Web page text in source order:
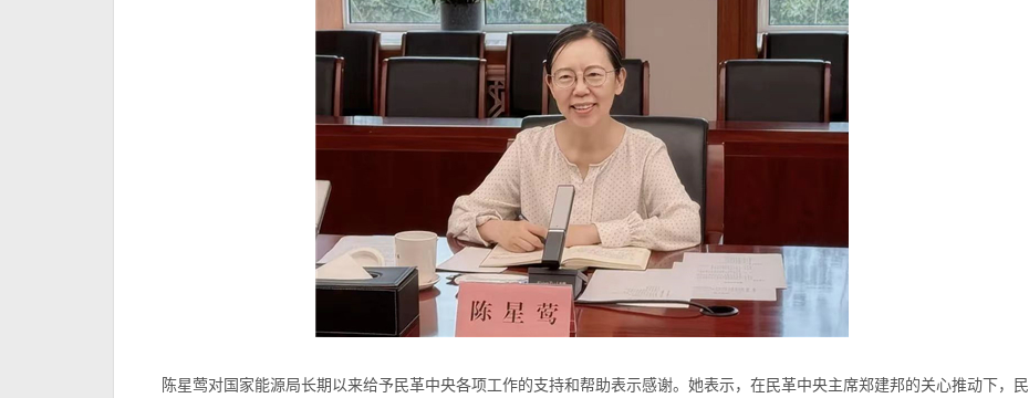
陈星莺对国家能源局长期以来给予民革中央各项工作的支持和帮助表示感谢。她表示，在民革中央主席郑建邦的关心推动下，民